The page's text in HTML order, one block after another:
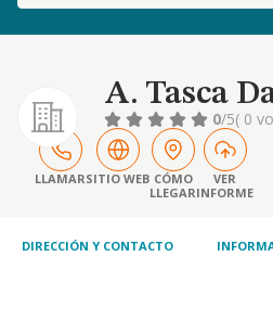
A. Tasca
0/5( 0
LLAMARSITIO WEB CÓMO
LLEGAR
VER
INFORME
DIRECCIÓN Y CONTACTO